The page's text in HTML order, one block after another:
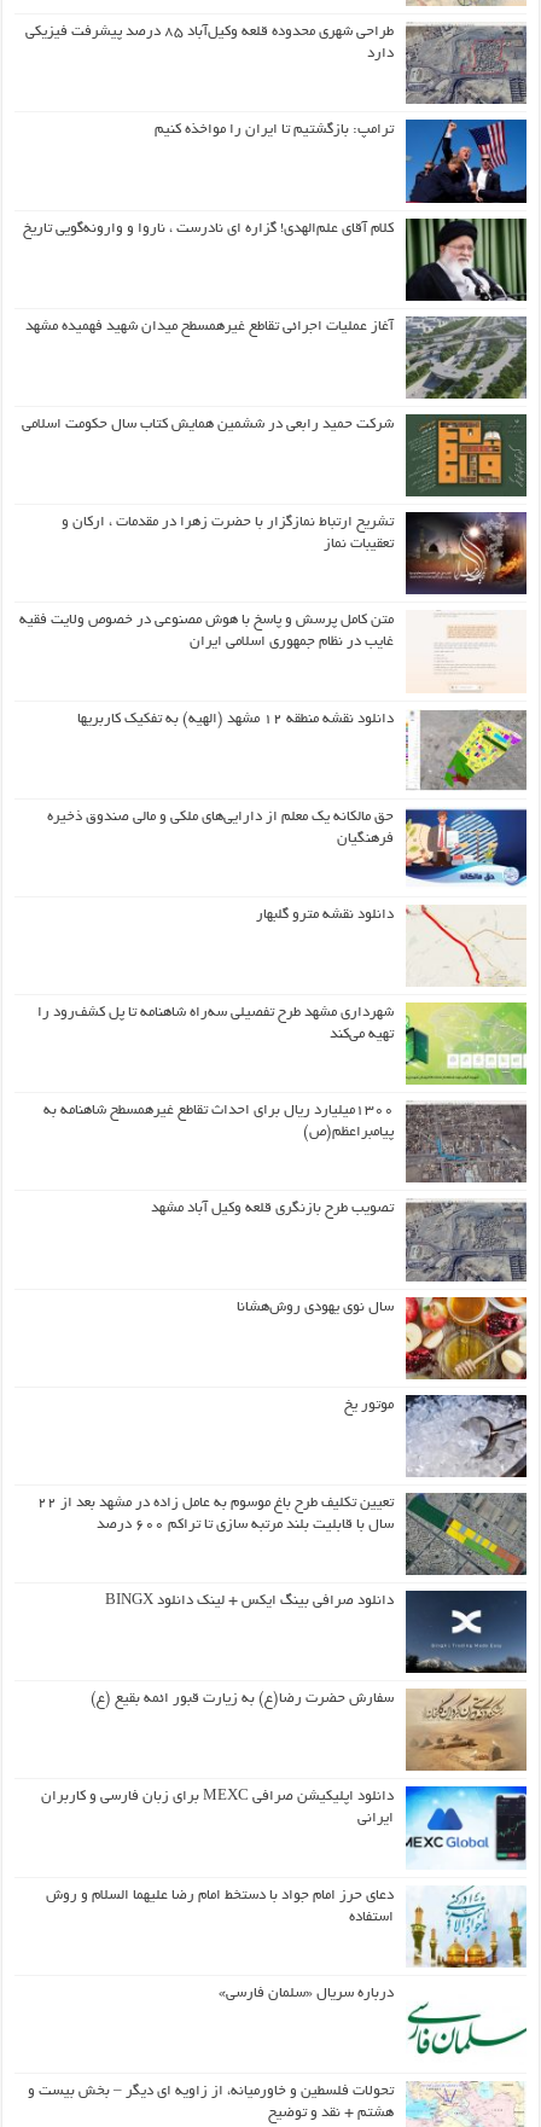
طراحی شهری محدوده قلعه وکیل‌آباد ۸۵ درصد پیشرفت فیزیکی
دارد
ترامپ: بازگشتیم تا ایران را مواخذه کنیم
کلام آقای علم‌الهدی! گزاره ای نادرست ، ناروا و وارونه‌گویی تاریخ
آغاز عملیات اجرائی تقاطع غیرهمسطح میدان شهید فهمیده مشهد
شرکت حمید رابعی در ششمین همایش کتاب سال حکومت اسلامی
تشریح ارتباط نمازگزار با حضرت زهرا در مقدمات ، ارکان و
تعقیبات نماز
متن کامل پرسش و پاسخ با هوش مصنوعی در خصوص ولایت فقیه
غایب در نظام جمهوری اسلامی ایران
دانلود نقشه منطقه ۱۲ مشهد (الهیه) به تفکیک کاربریها
حق مالکانه یک معلم از دارایی‌های ملکی و مالی صندوق ذخیره
فرهنگیان
دانلود نقشه مترو گلبهار
شهرداری مشهد طرح تفصیلی سه‌راه شاهنامه تا پل کشف‌رود را
تهیه می‌کند
۱۳۰۰میلیارد ریال برای احداث تقاطع غیرهمسطح شاهنامه به
پیامبراعظم(ص)
تصویب طرح بازنگری قلعه وکیل آباد مشهد
سال نوی یهودی روش‌هشانا
موتور یخ
تعیین تکلیف طرح باغ موسوم به عامل زاده در مشهد بعد از ۲۲
سال با قابلیت بلند مرتبه سازی تا تراکم ۶۰۰ درصد
دانلود صرافی بینگ ایکس + لینک دانلود BINGX
سفارش حضرت رضا(ع) به زیارت قبور ائمه بقیع (ع)
دانلود اپلیکیشن صرافی MEXC برای زبان فارسی و کاربران
ایرانی
دعای حرز امام جواد با دستخط امام رضا علیهما السلام و روش
استفاده
درباره سریال «سلمان فارسی»
تحولات فلسطین و خاورمیانه، از زاویه ای دیگر – بخش بیست و
هشتم + نقد و توضیح